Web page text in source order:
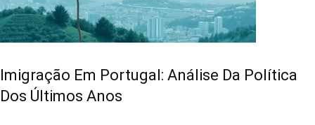
Imigração Em Portugal: Análise Da Política
Dos Últimos Anos